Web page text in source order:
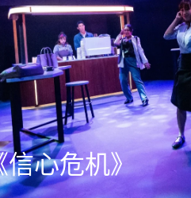
心危机》